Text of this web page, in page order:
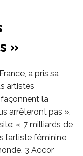
»
a pris sa
artistes
la
arrêteront pas ».
« 7 milliards de
l’artiste féminine
3 Accor